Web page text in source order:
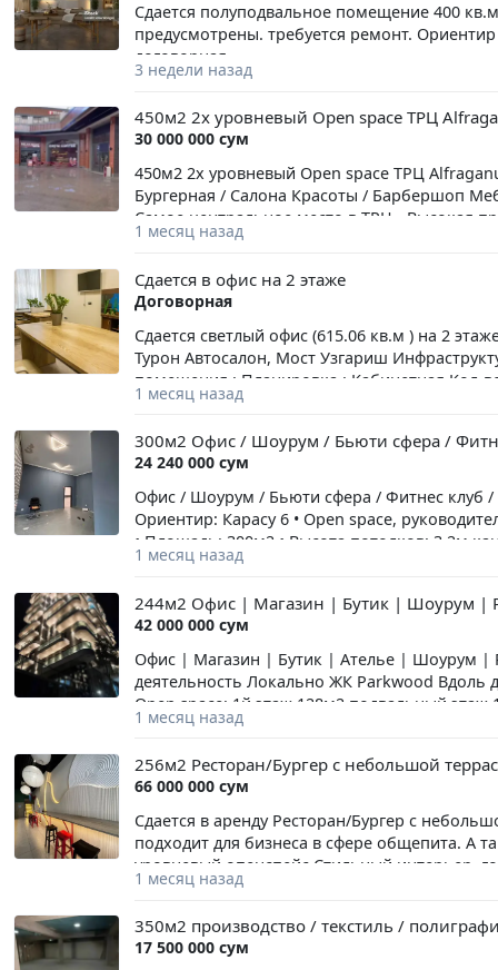
Сдается полуподвальное помещение 400
предусмотрены. требуется ремонт.
договорная,
3 недели назад
450м2 2х уровневый Open space ТРЦ
30 000 000 сум
450м2 2х уровневый Open space ТРЦ
Бургерная / Салона Красоты / Барбершоп
Самое центральное место в ТРЦ - Высокая
вытяжка, газ, вода, 3-фазное
1 месяц назад
Сдается в офис на 2 этаже
Договорная
Сдается светлый офис (615.06 кв.м ) на 2
Турон Автосалон, Мост Узгариш
помещения : Планировка : Кабинетная Кол-
необходимая мебель Имеется так же
обсуждаются индивидуально. Цена: 20$ за 1
1 месяц назад
300м2 Офис / Шоурум / Бьюти сфера /
24 240 000 сум
Офис / Шоурум / Бьюти сфера / Фитнес клуб /
Ориентир: Карасу 6 • Open space,
• Площадь: 300м2 • Высота потолков: 3,2м
от одного месяца
1 месяц назад
244м2 Офис | Магазин | Бутик | Шоурум |
42 000 000 сум
Офис | Магазин | Бутик | Ателье | Шоурум |
деятельность Локально ЖК Parkwood
Open space: 1й этаж 128м2 подвальный
Риэлторская комиссия 50% от одного месяца
1 месяц назад
256м2 Ресторан/Бургер с небольшой
66 000 000 сум
Сдается в аренду Ресторан/Бургер с
подходит для бизнеса в сфере общепита. А
уровневый опенспейс Стильный интерьер,
кондиционирования Мебель и детская
1 месяц назад
350м2 производство / текстиль /
17 500 000 сум